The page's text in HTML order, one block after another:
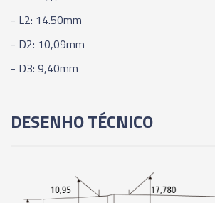
00717 - HASTE CÔNICA - CM5 - B18
00719 - HASTE CÔNICA - CM5 - B24
- L2: 14.50mm
- D2: 10,09mm
- D3: 9,40mm
DESENHO TÉCNICO